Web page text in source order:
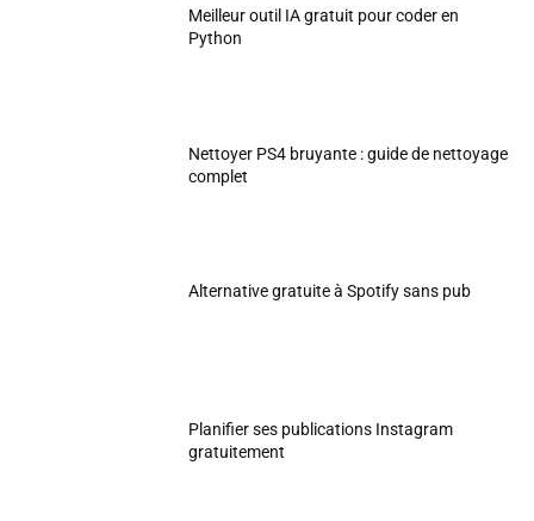
Meilleur outil IA gratuit pour coder en
Python
Nettoyer PS4 bruyante : guide de nettoyage
complet
Alternative gratuite à Spotify sans pub
Planifier ses publications Instagram
gratuitement